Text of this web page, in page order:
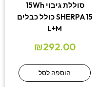
סוללת גיבוי 15Wh
SHERPA15 כולל כבלים
L+M
₪292.00
הוספה לסל